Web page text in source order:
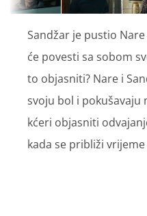
Sandžar je pustio
će povesti sa sobom
to objasniti? Nare i
svoju bol i pokušavaju
kćeri objasniti
kada se približi